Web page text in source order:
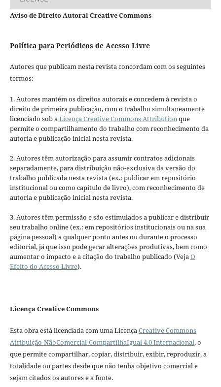
Aviso de Direito Autoral Creative Commons
Política para Periódicos de Acesso Livre
Autores que publicam nesta revista concordam com os seguintes
termos:
1. Autores mantém os direitos autorais e concedem à revista o
direito de primeira publicação, com o trabalho simultaneamente
licenciado sob aLicença Creative Commons Attributionque
permite o compartilhamento do trabalho com reconhecimento da
autoria e publicação inicial nesta revista.
2. Autores têm autorização para assumir contratos adicionais
separadamente, para distribuição não-exclusiva da versão do
trabalho publicada nesta revista (ex.: publicar em repositório
institucional ou como capítulo de livro), com reconhecimento de
autoria e publicação inicial nesta revista.
3. Autores têm permissão e são estimulados a publicar e distribuir
seu trabalho online (ex.: em repositórios institucionais ou na sua
página pessoal) a qualquer ponto antes ou durante o processo
editorial, já que isso pode gerar alterações produtivas, bem como
aumentar o impacto e a citação do trabalho publicado (VejaO
Efeito do Acesso Livre).
Licença Creative Commons
Esta obra está licenciada com uma LicençaCreative Commons
Atribuição-NãoComercial-CompartilhaIgual 4.0 Internacional, o
que permite compartilhar, copiar, distribuir, exibir, reproduzir, a
totalidade ou partes desde que não tenha objetivo comercial e
sejam citados os autores e a fonte.